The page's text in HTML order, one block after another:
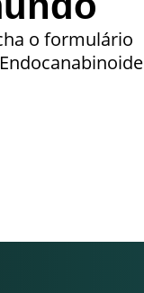
o formulário